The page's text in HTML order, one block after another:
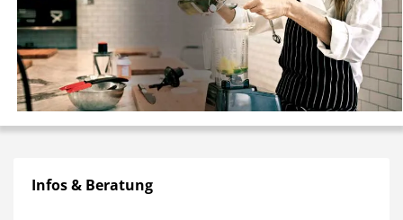
Infos & Beratung